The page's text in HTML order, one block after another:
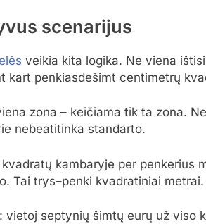
scenarijus
veikia kita logika. Ne viena
kart penkiasdešimt centimetrų
zona – keičiama tik ta zona.
nebeatitinka standarto.
kambaryje per penkerius
Tai trys–penki kvadratiniai
vietoj septynių šimtų eurų už viso